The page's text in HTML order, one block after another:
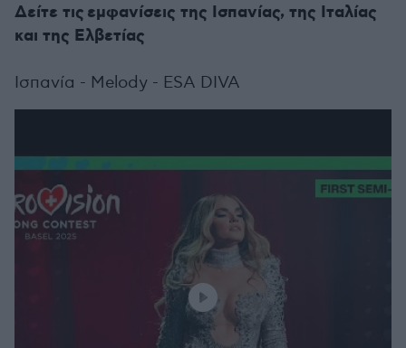
Δείτε τις εμφανίσεις της Ισπανίας, της Ιταλίας
και της Ελβετίας
Ισπανία - Melody - ESA DIVA